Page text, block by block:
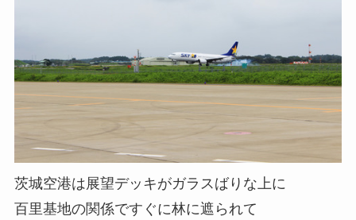
茨城空港は展望デッキがガラスばりな上に
百里基地の関係ですぐに林に遮られて